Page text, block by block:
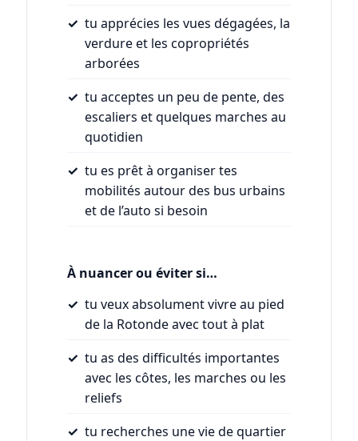
tu apprécies les vues dégagées, la
verdure et les copropriétés
arborées
tu acceptes un peu de pente, des
escaliers et quelques marches au
quotidien
tu es prêt à organiser tes
mobilités autour des bus urbains
et de l’auto si besoin
À nuancer ou éviter si…
tu veux absolument vivre au pied
de la Rotonde avec tout à plat
tu as des difficultés importantes
avec les côtes, les marches ou les
reliefs
tu recherches une vie de quartier